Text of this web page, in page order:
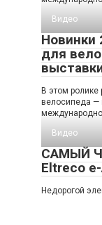
Видео
Новинки
для
В этом
велосипеда —
Видео
САМЫЙ
Eltreco
Недорогой